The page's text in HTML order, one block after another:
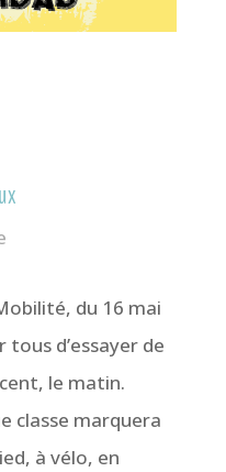
du 16 mai
tous d’essayer de
le matin.
classe marquera
à vélo, en